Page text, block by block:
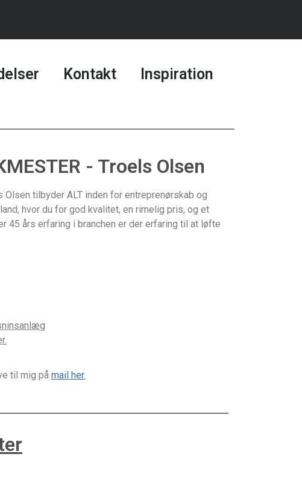
Kontakt Inspiration
- Troels Olsen
Olsen tilbyder ALT inden for entreprenørskab og
hvor du for god kvalitet, en rimelig pris, og et
45 års erfaring i branchen er der erfaring til at løfte
.
til mig på mail her.